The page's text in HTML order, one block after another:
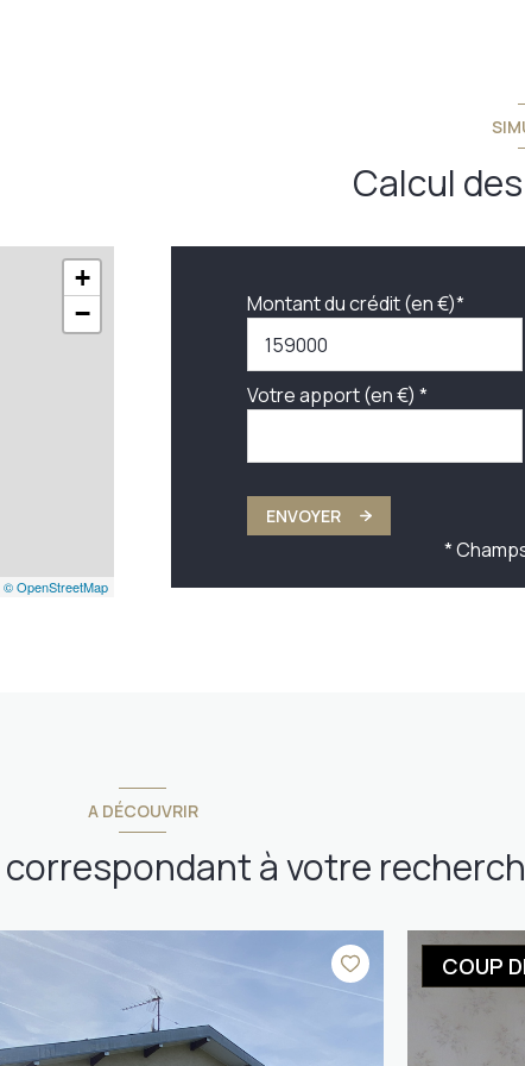
+
−
© OpenStreetMap
Calcul
Montant du crédit (en €)*
Votre apport (en €) *
ENVOYER
*
A DÉCOUVRIR
à votre
COUP